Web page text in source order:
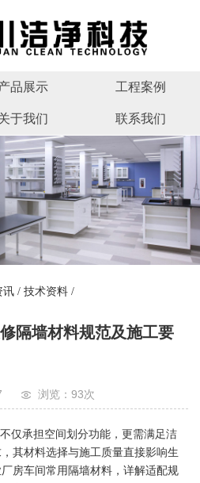
品展示 工程案例
于我们 联系我们
讯 / 技术资料 /
隔墙材料规范及施工要
浏览：93次
仅承担空间划分功能，更需满足洁
其材料选择与施工质量直接影响生
房车间常用隔墙材料，详解适配规